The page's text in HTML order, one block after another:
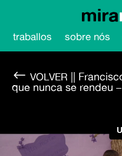
traballos sobre nós
#
||
que nunca se rendeu